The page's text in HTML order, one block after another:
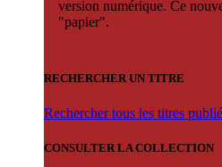
version numérique. Ce
"papier".
RECHERCHER UN TITRE
Rechercher tous les titres
CONSULTER LA COLLECTION